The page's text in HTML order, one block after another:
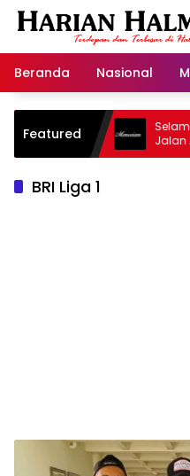
Langsung
Beranda
Nasional
Featured
Warisan
Selamat
Jalan
BRI Liga 1